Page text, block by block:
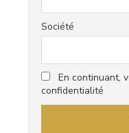
Société
En continuant,
confidentialité